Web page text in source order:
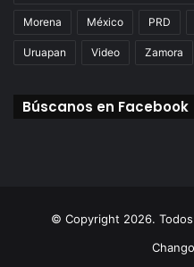
Morena México PRD
Uruapan Video Zamora
Búscanos en Facebook
© Copyright 2026.